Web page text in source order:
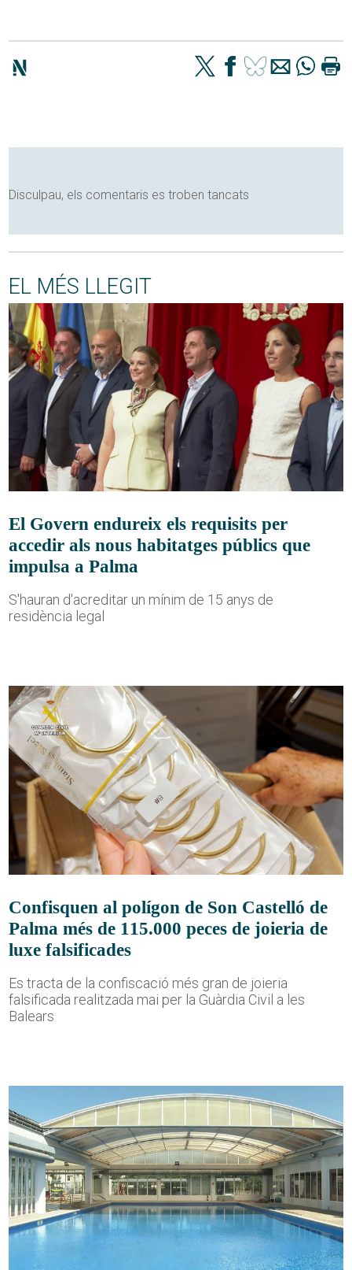
Disculpau, els comentaris es troben tancats
EL MÉS LLEGIT
El Govern endureix els requisits per
accedir als nous habitatges públics que
impulsa a Palma
S'hauran d'acreditar un mínim de 15 anys de
residència legal
Confisquen al polígon de Son Castelló de
Palma més de 115.000 peces de joieria de
luxe falsificades
Es tracta de la confiscació més gran de joieria
falsificada realitzada mai per la Guàrdia Civil a les
Balears